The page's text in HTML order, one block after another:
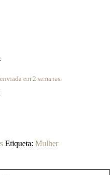
em 2 semanas.
Etiqueta: Mulher